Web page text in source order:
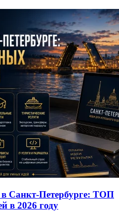
Санкт-Петербурге: ТОП
в 2026 году